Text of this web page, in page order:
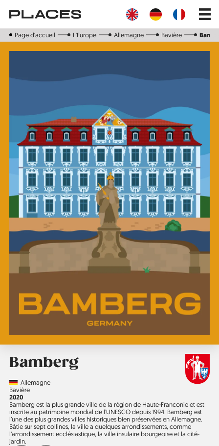
contenu
Main
Page d‘accueil L'Europe Allemagne Bavière
Bamberg
CountryAllemagne
Région
Bavière
Année
2020
Bamberg est la plus grande ville de la région de Haute-Franconie et est
inscrite au patrimoine mondial de l’UNESCO depuis 1994. Bamberg est
l’une des plus grandes villes historiques bien préservées en Allemagne.
Bâtie sur sept collines, la ville a quelques arrondissements, comme
l’arrondissement ecclésiastique, la ville insulaire bourgeoise et la cité-
jardin.